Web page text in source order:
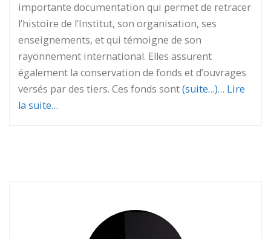
importante documentation qui permet de retracer
l’histoire de l’Institut, son organisation, ses
enseignements, et qui témoigne de son
rayonnement international. Elles assurent
également la conservation de fonds et d’ouvrages
versés par des tiers. Ces fonds sont(suite…)… Lire
la suite…